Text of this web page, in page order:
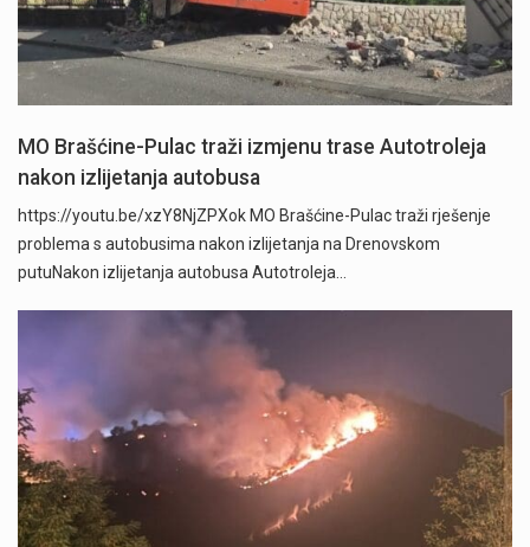
MO Brašćine-Pulac traži izmjenu trase Autotroleja
nakon izlijetanja autobusa
https://youtu.be/xzY8NjZPXok MO Brašćine-Pulac traži rješenje
problema s autobusima nakon izlijetanja na Drenovskom
putuNakon izlijetanja autobusa Autotroleja…